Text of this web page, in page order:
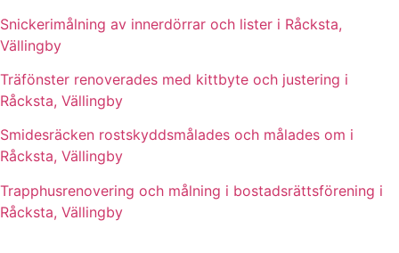
Snickerimålning av innerdörrar och lister i Råcksta,
Vällingby
Träfönster renoverades med kittbyte och justering i
Råcksta, Vällingby
Smidesräcken rostskyddsmålades och målades om i
Råcksta, Vällingby
Trapphusrenovering och målning i bostadsrättsförening i
Råcksta, Vällingby